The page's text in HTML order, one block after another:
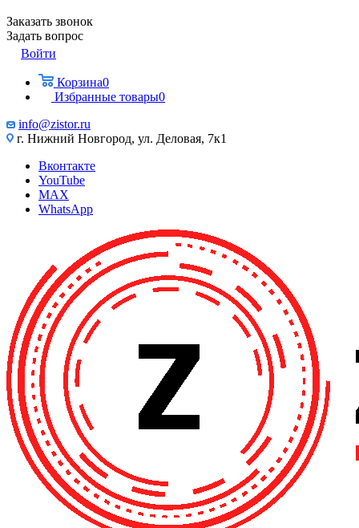
Заказать звонок
Задать вопрос
Войти
Корзина0
Избранные товары0
info@zistor.ru
г. Нижний Новгород, ул. Деловая, 7к1
Вконтакте
YouTube
MAX
WhatsApp